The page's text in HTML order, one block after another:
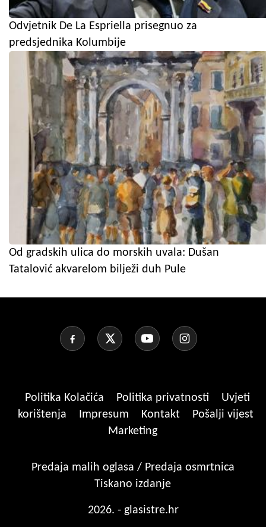
Odvjetnik De La Espriella prisegnuo za
predsjednika Kolumbije
Od gradskih ulica do morskih uvala: Dušan
Tatalović akvarelom bilježi duh Pule
Politika Kolačića Politika privatnosti
Uvjeti
korištenja
Impresum Kontakt
Pošalji vijest
Marketing
Predaja malih oglasa / Predaja osmrtnica
Tiskano izdanje
2026. - glasistre.hr